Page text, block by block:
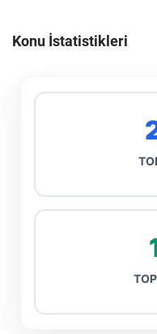
Konu İstatistikleri